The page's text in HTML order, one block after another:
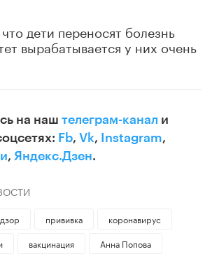
дети переносят болезнь
вырабатывается у них очень
на наш телеграм-канал и
Fb, Vk, Instagram,
, Яндекс.Дзен.
прививка
коронавирус
вакцинация
Анна Попова